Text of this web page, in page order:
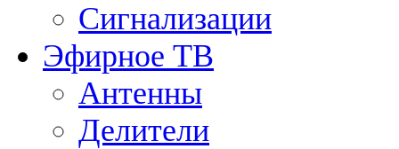
Сигнализации
Эфирное ТВ
Антенны
Делители